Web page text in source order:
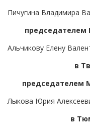
Пичугина Владимира
председателем
Альчикову Елену
в
председателем
Лыкова Юрия
в